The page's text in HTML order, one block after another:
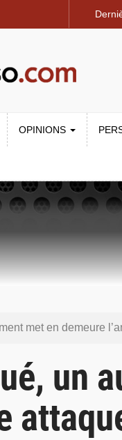
OPINIONS
retirer de toutes les plateformes, ses contenus jugés
la Révolution progressiste populaire le socle de la
Montréal 2014 pour renforcer la
un